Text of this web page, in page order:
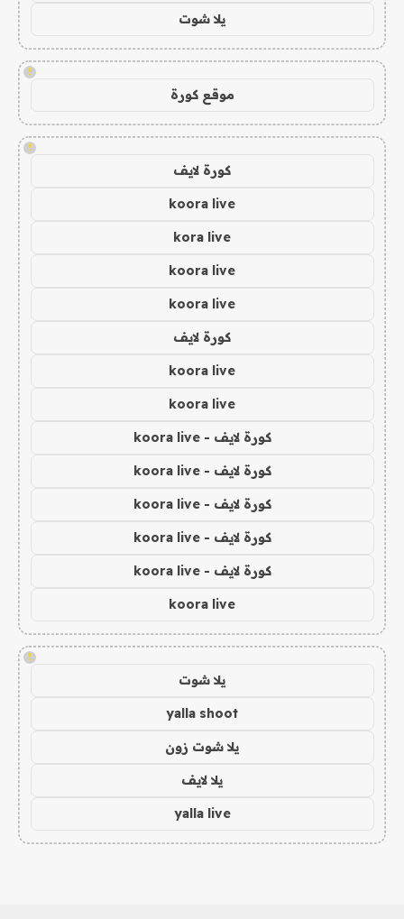
يلا شوت
!
موقع كورة
!
كورة لايف
koora live
kora live
koora live
koora live
كورة لايف
koora live
koora live
كورة لايف - koora live
كورة لايف - koora live
كورة لايف - koora live
كورة لايف - koora live
كورة لايف - koora live
koora live
!
يلا شوت
yalla shoot
يلا شوت زون
يلا لايف
yalla live